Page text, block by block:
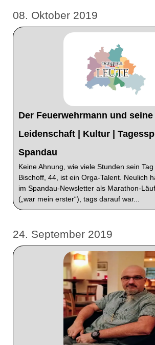
08. Oktober 2019
Der Feuerwehrmann und
Leidenschaft | Kultur |
Spandau
Keine Ahnung, wie viele Stunden sein
Bischoff, 44, ist ein Orga-Talent. Neulich
im Spandau-Newsletter als Marathon-
(„war mein erster“), tags darauf war...
24. September 2019